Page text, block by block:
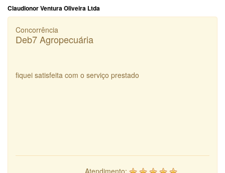
Claudionor Ventura Oliveira Ltda
Concorrência
Deb7 Agropecuária
fiquei satisfeita com o serviço prestado